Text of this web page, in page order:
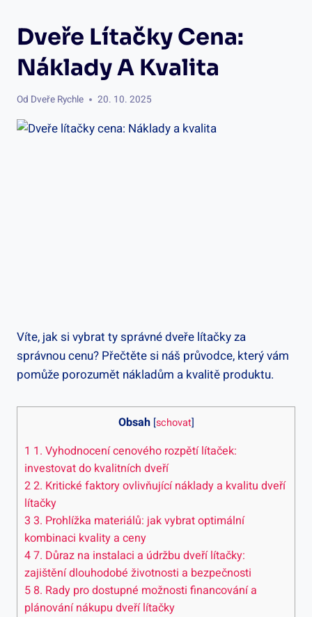
Dveře Lítačky Cena:
Náklady A Kvalita
Od Dveře Rychle 20. 10. 2025
Víte, jak si vybrat ty správné dveře lítačky za
správnou cenu? Přečtěte si náš průvodce, který vám
pomůže porozumět nákladům a kvalitě produktu.
Obsah [schovat]
1 1. Vyhodnocení cenového rozpětí lítaček:
investovat do kvalitních dveří
22. Kritické faktory ovlivňující náklady a kvalitu dveří
lítačky
3 3. Prohlížka materiálů: jak vybrat optimální
kombinaci kvality a ceny
47. Důraz na instalaci a údržbu dveří lítačky:
zajištění dlouhodobé životnosti a bezpečnosti
5 8. Rady pro dostupné možnosti financování a
plánování nákupu dveří lítačky